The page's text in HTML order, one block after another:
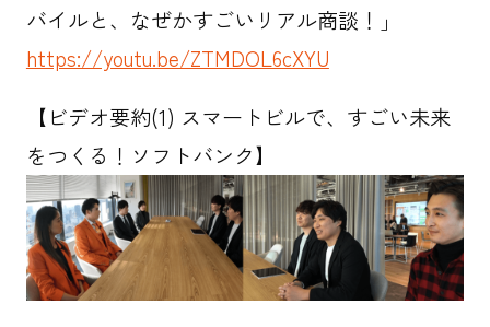
バイルと、なぜかすごいリアル商談！」
https://youtu.be/ZTMDOL6cXYU
【ビデオ要約(1) スマートビルで、すごい未来
をつくる！ソフトバンク】